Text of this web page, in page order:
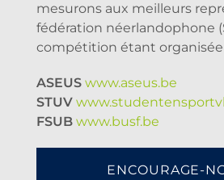
mesurons aux meilleurs
fédération néerlandophone
compétition étant organisée
ASEUS www.aseus.be
STUV
FSUB www.busf.be
ENCOURAGE-